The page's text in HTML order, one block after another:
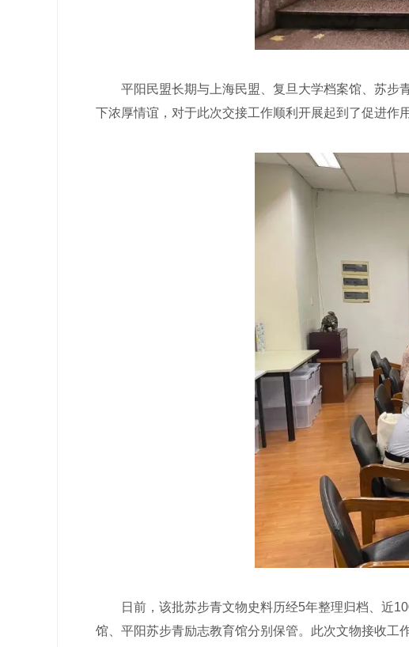
平阳民盟长期与上海民盟、复旦大学档案馆、苏步
下浓厚情谊，对于此次交接工作顺利开展起到了促进作用
日前，该批苏步青文物史料历经5年整理归档、近
馆、平阳苏步青励志教育馆分别保管。此次文物接收工